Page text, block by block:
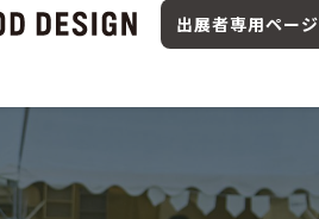
出展者専用ページ